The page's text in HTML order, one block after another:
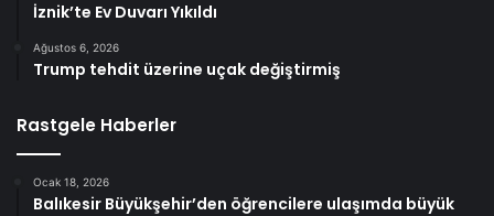
İznik’te Ev Duvarı Yıkıldı
Ağustos 6, 2026
Trump tehdit üzerine uçak değiştirmiş
Rastgele Haberler
Ocak 18, 2026
Balıkesir Büyükşehir’den öğrencilere ulaşımda büyük